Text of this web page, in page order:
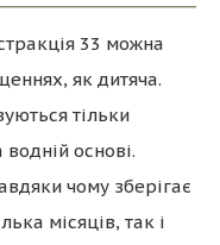
33 можна
як дитяча.
тільки
основі.
чому зберігає
місяців, так і